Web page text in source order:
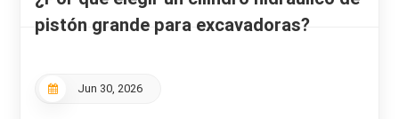
ar
pistón grande para excavadoras?
Jun 30, 2026